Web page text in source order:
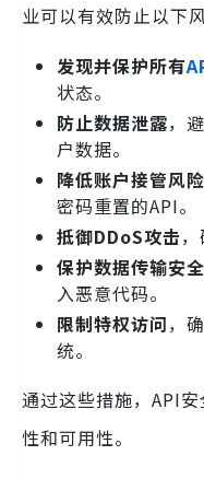
业可以有效防止以下风
发现并保护所有
状态。
防止数据泄露，
户数据。
降低账户接管风险
密码重置的API。
抵御DDoS攻击
保护数据传输安全
入恶意代码。
限制特权访问，
统。
通过这些措施，API
性和可用性。